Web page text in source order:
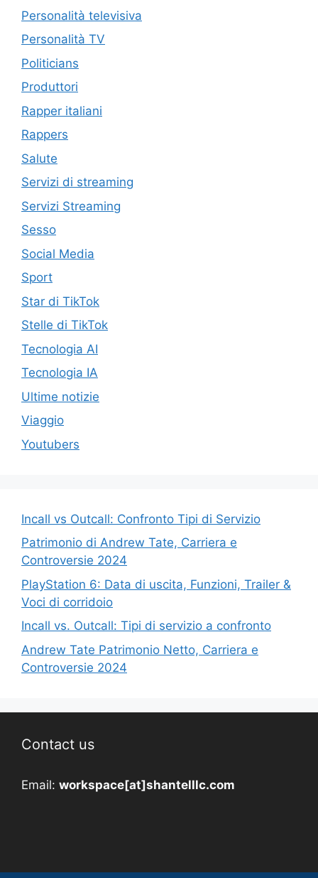
Personalità televisiva
Personalità TV
Politicians
Produttori
Rapper italiani
Rappers
Salute
Servizi di streaming
Servizi Streaming
Sesso
Social Media
Sport
Star di TikTok
Stelle di TikTok
Tecnologia AI
Tecnologia IA
Ultime notizie
Viaggio
Youtubers
Incall vs Outcall: Confronto Tipi di Servizio
Patrimonio di Andrew Tate, Carriera e
Controversie 2024
PlayStation 6: Data di uscita, Funzioni, Trailer &
Voci di corridoio
Incall vs. Outcall: Tipi di servizio a confronto
Andrew Tate Patrimonio Netto, Carriera e
Controversie 2024
Contact us
Email: workspace[at]shantelllc.com